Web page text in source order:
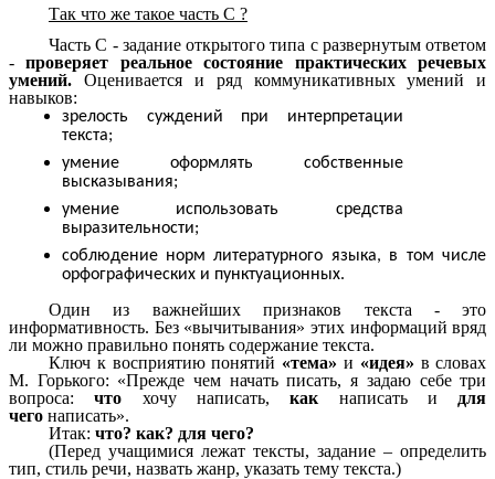
Так что же такое часть С ?
Часть С - задание открытого типа с развернутым ответом
- проверяет реальное состояние практических речевых
умений. Оценивается и ряд коммуникативных умений и
навыков:
зрелость суждений при интерпретации
текста;
умение оформлять собственные
высказывания;
умение использовать средства
выразительности;
соблюдение норм литературного языка, в том числе
орфографических и пунктуационных.
Один из важнейших признаков текста - это
информативность. Без «вычитывания» этих информаций вряд
ли можно правильно понять содержание текста.
Ключ к восприятию понятий «тема» и «идея» в словах
М. Горького: «Прежде чем начать писать, я задаю себе три
вопроса: что хочу написать, как написать и для
чего написать».
Итак: что? как? для чего?
(Перед учащимися лежат тексты, задание – определить
тип, стиль речи, назвать жанр, указать тему текста.)